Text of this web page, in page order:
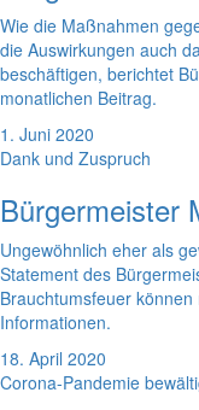
Wie die Maßnahmen
die Auswirkungen auch
beschäftigen, berichtet
monatlichen Beitrag.
1. Juni 2020
Dank und Zuspruch
Bürgermeister
Ungewöhnlich eher als
Statement des
Brauchtumsfeuer
Informationen.
18. April 2020
Corona-Pandemie